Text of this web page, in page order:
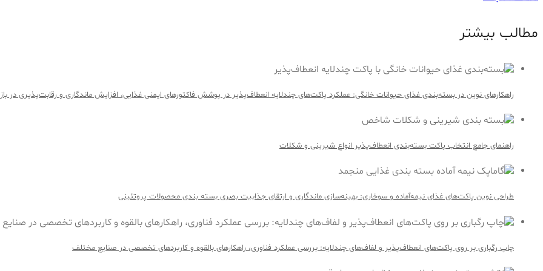
مطالب بیشتر
راهکارهای نوین در بسته‌بندی غذای حیوانات خانگی: عملکرد پاکت‌های چندلایه انعطاف‌پذیر در پوشش فاکتورهای ایمنی غذایی، افزایش ماندگاری و رقابت‌پذیری در
راهنمای جامع انتخاب پاکت بسته‌بندی انعطاف‌پذیر انواع شیرینی و شکلات
طراحی نوین پاکت‌های غذای نیمه‌آماده و سوخاری: بهینه‌سازی ماندگاری و ارتقای جذابیت بصری بسته بندی محصولات پروتئینی
چاپ رگباری بر روی پاکت‌های انعطاف‌پذیر و لفاف‌های چندلایه: بررسی عملکرد فناوری، راهکارهای بالقوه و کاربردهای تخصصی در صنایع مختلف